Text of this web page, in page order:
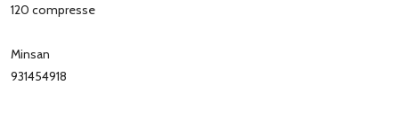
120 compresse
Minsan
931454918